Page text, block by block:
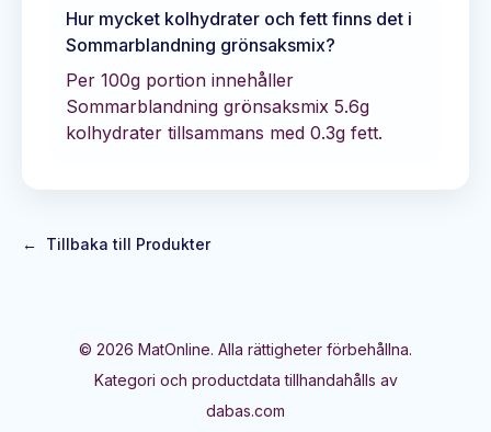
Hur mycket kolhydrater och fett finns det i
Sommarblandning grönsaksmix?
Per 100g portion innehåller
Sommarblandning grönsaksmix 5.6g
kolhydrater tillsammans med 0.3g fett.
← Tillbaka till Produkter
© 2026 MatOnline. Alla rättigheter förbehållna.
Kategori och productdata tillhandahålls av
dabas.com